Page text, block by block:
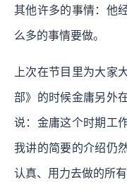
其他许多的事情：他
么多的事情要做。
上次在节目里为大家
部》的时候金庸另外
说：金庸这个时期工
我讲的简要的介绍仍
认真、用力去做的所有